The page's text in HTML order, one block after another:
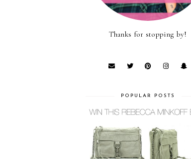
Thanks for stopping by!
POPULAR POSTS